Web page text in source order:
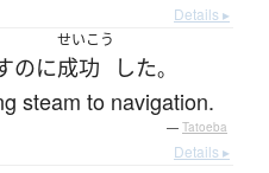
Details ▸
のに
せいこう
成功 した。
steam to navigation.
— Tatoeba
Details ▸